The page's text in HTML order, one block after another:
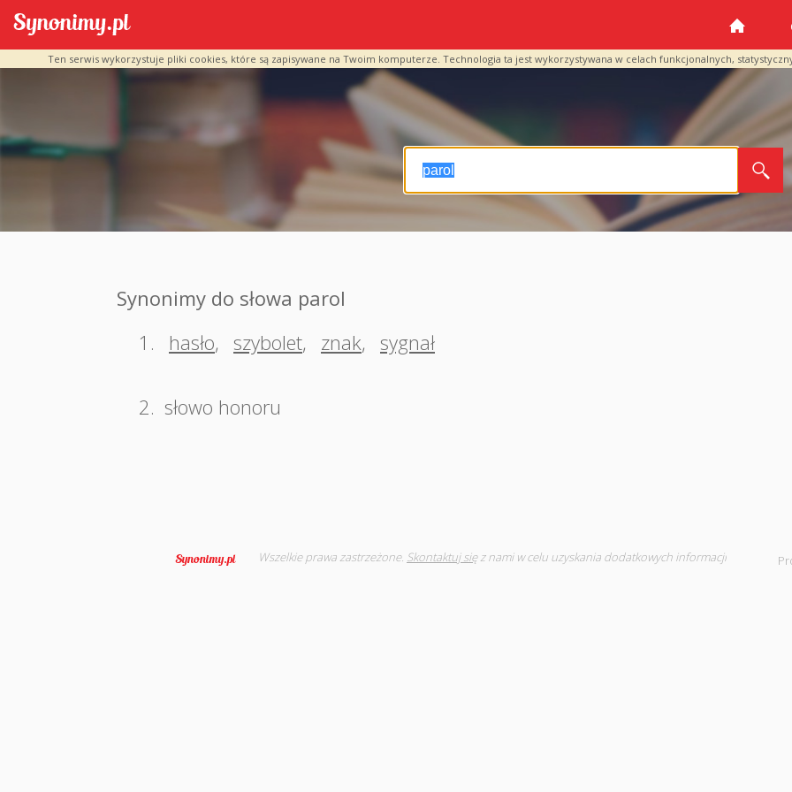
Ten serwis wykorzystuje pliki cookies, które są zapisywane na Twoim komputerze. Technologia ta jest wykorzystywana w celach funkcjonalnych,
Synonimy do słowa parol
1.
hasło, szybolet, znak, sygnał
2. słowo honoru
Wszelkie prawa zastrzeżone. Skontaktuj sięz nami w celu uzyskania dodatkowych informacji